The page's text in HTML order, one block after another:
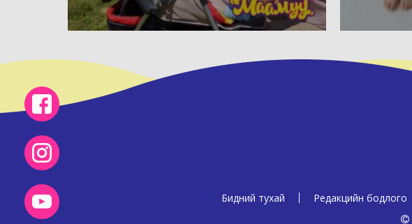
Бидний тухай Редакцийн бодлого